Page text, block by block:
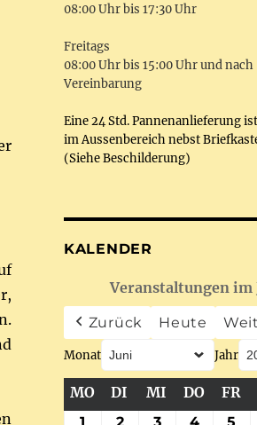
08:00 Uhr bis 17:30 Uhr
Freitags
08:00 Uhr bis 15:00 Uhr und nach
Vereinbarung
Eine 24 Std. Pannenanlieferung
im Aussenbereich nebst
(Siehe Beschilderung)
KALENDER
Veranstaltungen im
Zurück Heute
Monat Jahr
MOMONTAG
DI DIENSTAG
MI MITTWOCH
DO FR